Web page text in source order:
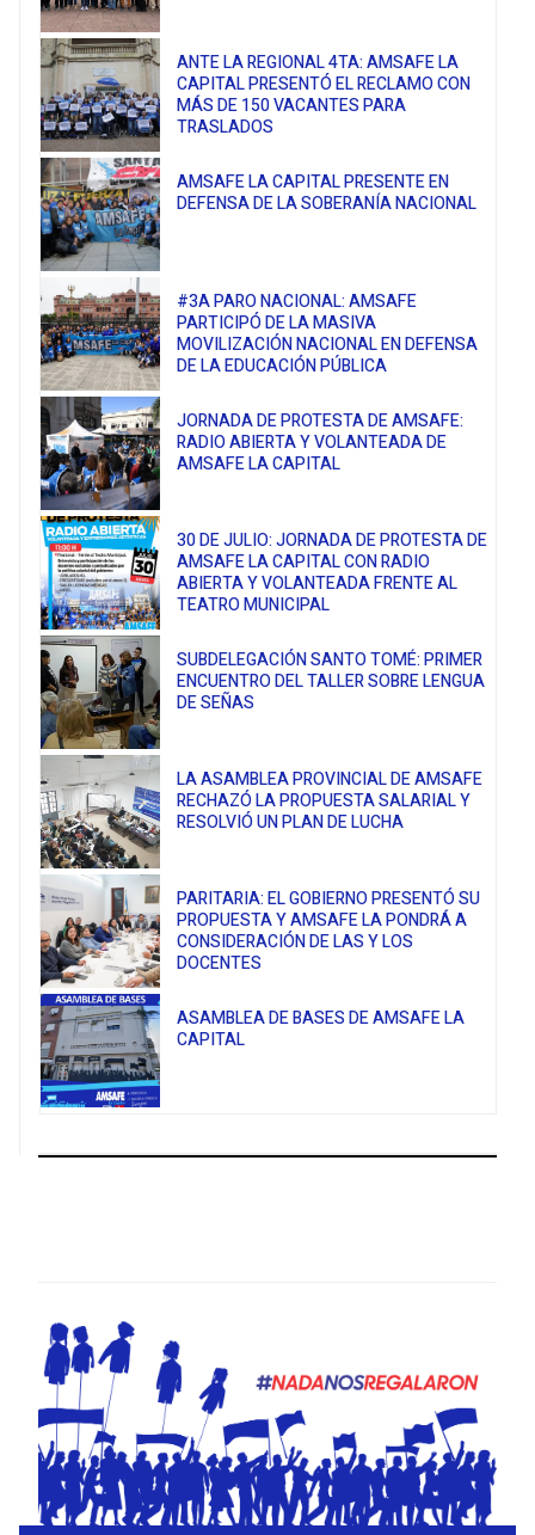
ANTE LA REGIONAL 4TA: AMSAFE LA
CAPITAL PRESENTÓ EL RECLAMO CON
MÁS DE 150 VACANTES PARA
TRASLADOS
AMSAFE LA CAPITAL PRESENTE EN
DEFENSA DE LA SOBERANÍA NACIONAL
#3A PARO NACIONAL: AMSAFE
PARTICIPÓ DE LA MASIVA
MOVILIZACIÓN NACIONAL EN DEFENSA
DE LA EDUCACIÓN PÚBLICA
JORNADA DE PROTESTA DE AMSAFE:
RADIO ABIERTA Y VOLANTEADA DE
AMSAFE LA CAPITAL
30 DE JULIO: JORNADA DE PROTESTA DE
AMSAFE LA CAPITAL CON RADIO
ABIERTA Y VOLANTEADA FRENTE AL
TEATRO MUNICIPAL
SUBDELEGACIÓN SANTO TOMÉ: PRIMER
ENCUENTRO DEL TALLER SOBRE LENGUA
DE SEÑAS
LA ASAMBLEA PROVINCIAL DE AMSAFE
RECHAZÓ LA PROPUESTA SALARIAL Y
RESOLVIÓ UN PLAN DE LUCHA
PARITARIA: EL GOBIERNO PRESENTÓ SU
PROPUESTA Y AMSAFE LA PONDRÁ A
CONSIDERACIÓN DE LAS Y LOS
DOCENTES
ASAMBLEA DE BASES DE AMSAFE LA
CAPITAL